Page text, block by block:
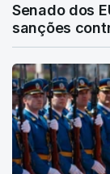
Senado dos
sanções